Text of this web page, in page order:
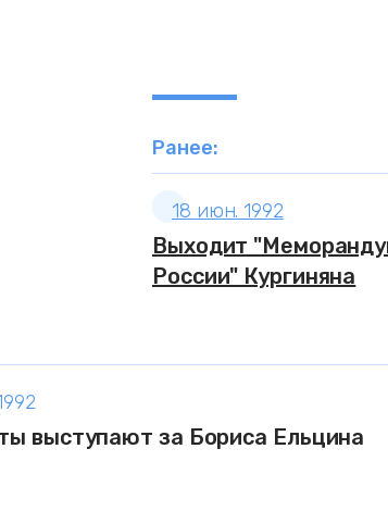
Ранее:
18 июн. 1992
Выходит
России" Кургиняна
выступают за Бориса Ельцина